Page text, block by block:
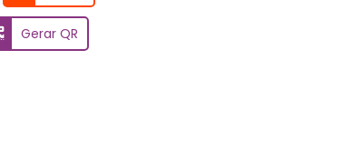
Gerar QR